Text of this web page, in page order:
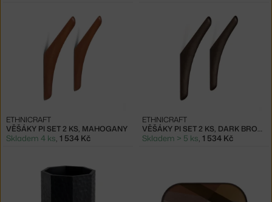
VĚŠÁKY PI SET 2 KS, MAHOGANY
ETHNICRAFT
Skladem 4 ks 1 534 Kč
VĚŠÁKY PI SET 2 KS, DARK BROWN
ETHNICRAFT
Skladem > 5 ks 1 534 Kč